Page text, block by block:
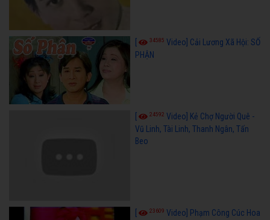
34585 Video] Cải Lương Xã Hội: SỐ
PHẬN
24592 Video] Kẻ Chợ Người Quê -
Vũ Linh, Tài Linh, Thanh Ngân, Tấn
Beo
23609 Video] Phạm Công Cúc Hoa